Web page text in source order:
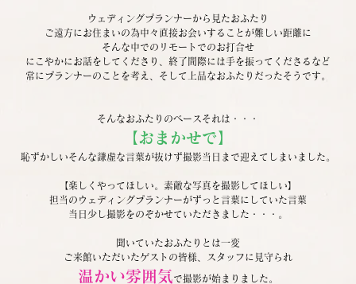
ウェディングプランナーから見たおふたり
ご遠方にお住まいの為中々直接お会いすることが難しい距離に
そんな中でのリモートでのお打合せ
にこやかにお話をしてくださり、終了間際には手を振ってくださるなど
常にプランナーのことを考え、そして上品なおふたりだったそうです。
そんなおふたりのベースそれは・・・
【おまかせで】
恥ずかしいそんな謙虚な言葉が抜けず撮影当日まで迎えてしまいました。
【楽しくやってほしい。素敵な写真を撮影してほしい】
担当のウェディングプランナーがずっと言葉にしていた言葉
当日少し撮影をのぞかせていただきました・・・。
聞いていたおふたりとは一変
ご来館いただいたゲストの皆様、スタッフに見守られ
温かい雰囲気で撮影が始まりました。